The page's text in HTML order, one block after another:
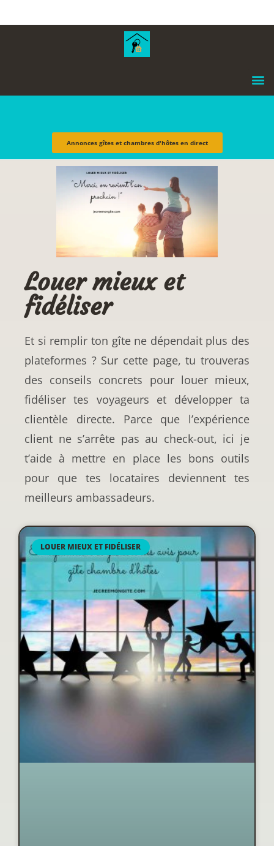
Annonces gîtes et chambres d'hôtes en direct
Louer mieux et
fidéliser
Et si remplir ton gîte ne dépendait plus des
plateformes ? Sur cette page, tu trouveras
des conseils concrets pour louer mieux,
fidéliser tes voyageurs et développer ta
clientèle directe. Parce que l’expérience
client ne s’arrête pas au check-out, ici je
t’aide à mettre en place les bons outils
pour que tes locataires deviennent tes
meilleurs ambassadeurs.
LOUER MIEUX ET FIDÉLISER